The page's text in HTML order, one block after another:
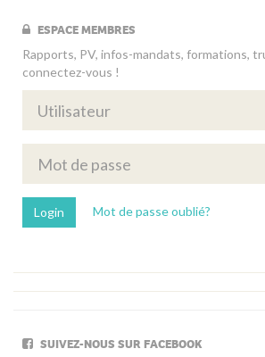
ESPACE MEMBRES
Rapports, PV, infos-mandats, formations,
connectez-vous !
Mot de passe oublié?
SUIVEZ-NOUS SUR FACEBOOK